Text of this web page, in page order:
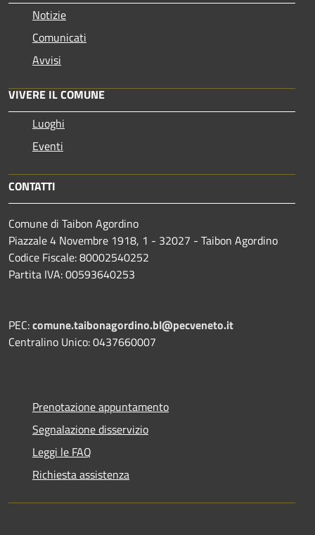
Notizie
Comunicati
Avvisi
VIVERE IL COMUNE
Luoghi
Eventi
CONTATTI
Comune di Taibon Agordino
Piazzale 4 Novembre 1918, 1 - 32027 - Taibon Agordino
Codice Fiscale: 80002540252
Partita IVA: 00593640253
PEC:comune.taibonagordino.bl@pecveneto.it
Centralino Unico: 0437660007
Prenotazione appuntamento
Segnalazione disservizio
Leggi le FAQ
Richiesta assistenza